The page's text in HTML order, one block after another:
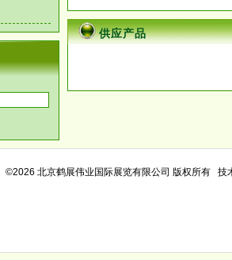
供应产品
©2026 北京鹤展伟业国际展览有限公司 版权所有 技